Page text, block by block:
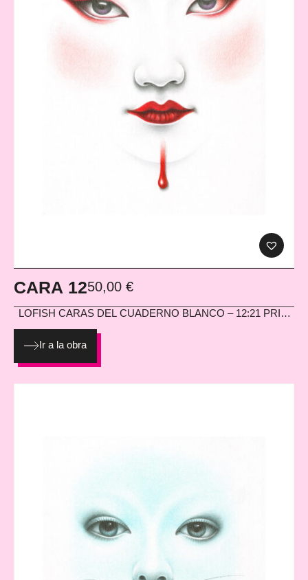
CARA 1250,00 €
LOFISH CARAS DEL CUADERNO BLANCO – 12:21 PRINT
Ir a la obra